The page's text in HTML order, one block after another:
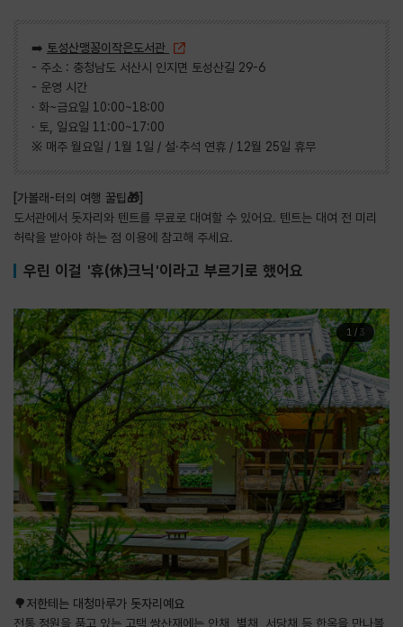
➡️ 토성산맹꽁이작은도서관
- 주소 : 충청남도 서산시 인지면 토성산길 29-6
- 운영 시간
· 화~금요일 10:00~18:00
· 토, 일요일 11:00~17:00
※ 매주 월요일 / 1월 1일 / 설·추석 연휴 / 12월 25일 휴무
[가볼래-터의 여행 꿀팁🎁]
도서관에서 돗자리와 텐트를 무료로 대여할 수 있어요. 텐트는 대여 전 미리
허락을 받아야 하는 점 이용에 참고해 주세요.
우린 이걸 '휴(休)크닉'이라고 부르기로 했어요
1/ 3
🌳저한테는 대청마루가 돗자리예요
전통 정원을 품고 있는 고택 쌍산재에는 안채, 별채, 서당채 등 한옥을 만나볼